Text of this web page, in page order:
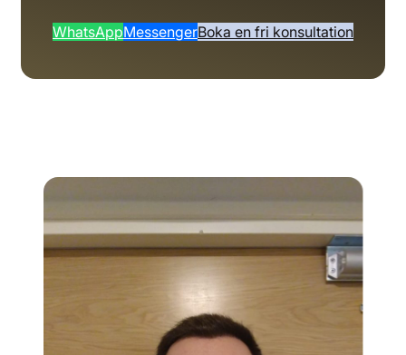
WhatsAppMessengerBoka en fri konsultation